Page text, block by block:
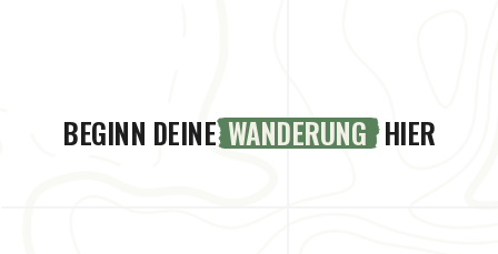
BEGINN DEINEWANDERUNG HIER